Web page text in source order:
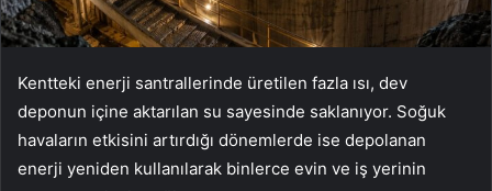
Kentteki enerji santrallerinde üretilen fazla ısı, dev
deponun içine aktarılan su sayesinde saklanıyor. Soğuk
havaların etkisini artırdığı dönemlerde ise depolanan
enerji yeniden kullanılarak binlerce evin ve iş yerinin